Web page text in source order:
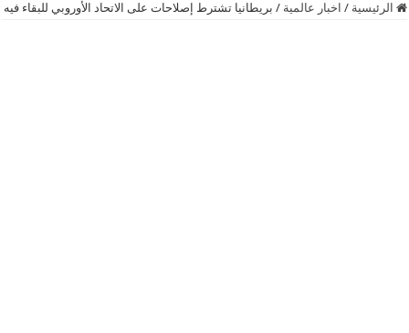
الرئيسية / اخبار عالمية / بريطانيا تشترط إصلاحات على الاتحاد الأوروبي للبقاء فيه